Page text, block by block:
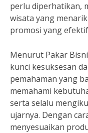
perlu diperhatikan,
wisata yang
promosi yang
Menurut Pakar
kunci kesuksesan
pemahaman yang
memahami
serta selalu
ujarnya. Dengan
menyesuaikan